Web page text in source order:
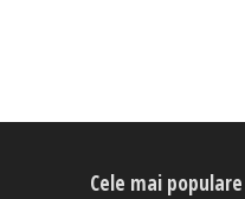
Cele mai populare